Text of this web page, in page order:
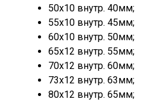
50х10 внутр. 40мм;
55х10 внутр. 45мм;
60х10 внутр. 50мм;
65х12 внутр. 55мм;
70х12 внутр. 60мм;
73х12 внутр. 63мм;
80х12 внутр. 65мм;